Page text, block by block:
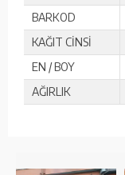
BARKOD
KAĞIT CİNSİ
EN / BOY
AĞIRLIK